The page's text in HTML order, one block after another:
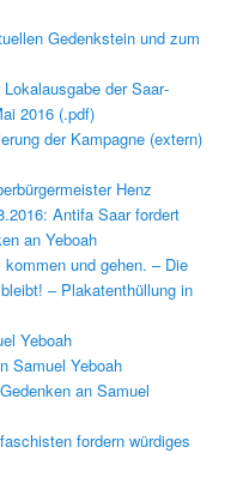
Gedenkstein und zum
der Saar­
2016 (.pdf)
der Kam­pagne (extern)
Henz
Antifa Saar fordert
an Yeboah
und gehen. – Die
– Plaka­ten­thül­lung in
Yeboah
Samuel Yeboah
an Samuel
fordern würdi­ges